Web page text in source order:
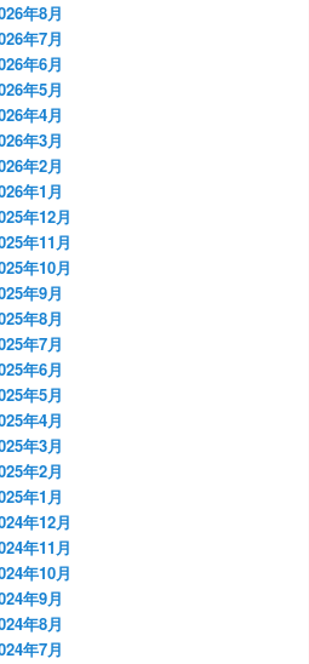
年8月
年7月
年6月
年5月
年4月
年3月
年2月
年1月
年12月
年11月
年10月
年9月
年8月
年7月
年6月
年5月
年4月
年3月
年2月
年1月
年12月
年11月
年10月
年9月
年8月
年7月